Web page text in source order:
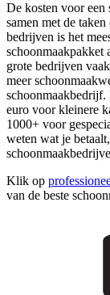
De kosten voor
samen met de
bedrijven is het
schoonmaakpakket
grote bedrijven
meer
schoonmaakbedrijf.
euro voor kleinere
1000+ voor
weten wat je
Klik op
van de beste